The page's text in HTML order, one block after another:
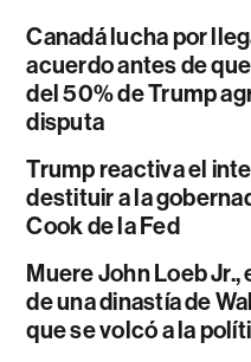
Canadá lucha por
acuerdo antes de
del 50% de Trump
disputa
Trump reactiva el
destituir a la
Cook de la Fed
Muere John Loeb
de una dinastía de
que se volcó a la